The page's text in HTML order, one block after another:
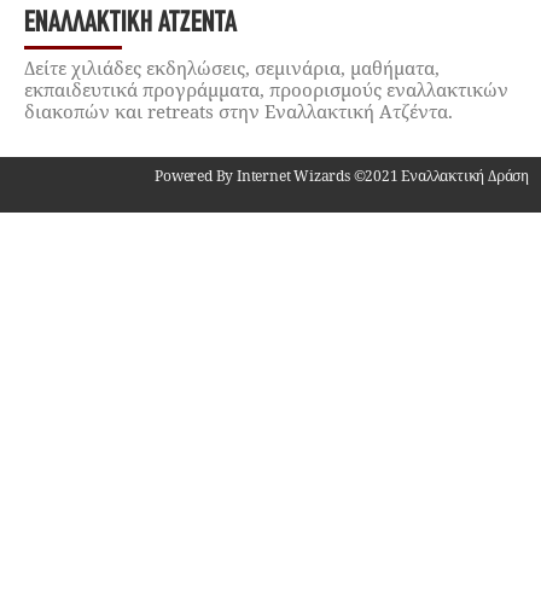
ΕΝΑΛΛΑΚΤΙΚΉ ΑΤΖΈΝΤΑ
Δείτε χιλιάδες εκδηλώσεις, σεμινάρια, μαθήματα,
εκπαιδευτικά προγράμματα, προορισμούς εναλλακτικών
διακοπών και retreats στην Εναλλακτική Ατζέντα.
Powered By Internet Wizards ©2021 Εναλλακτική Δράση